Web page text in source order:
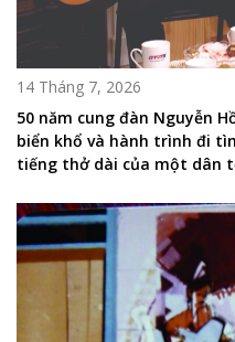
14 Tháng 7, 2026
50 năm cung đàn Nguyễn
biển khổ và hành trình đi
tiếng thở dài của một dân